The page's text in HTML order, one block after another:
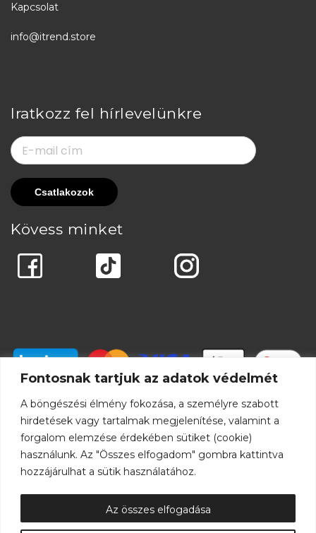
Fontosnak tartjuk az adatok védelmét
A böngészési élmény fokozása, a személyre szabott
hirdetések vagy tartalmak megjelenítése, valamint a
forgalom elemzése érdekében sütiket (cookie)
használunk. Az "Összes elfogadom" gombra kattintva
hozzájárulhat a sütik használatához.
Az összes elfogadása
Kapcsolat
info@itrend.store
Iratkozz fel hírlevelünkre
Kövess minket